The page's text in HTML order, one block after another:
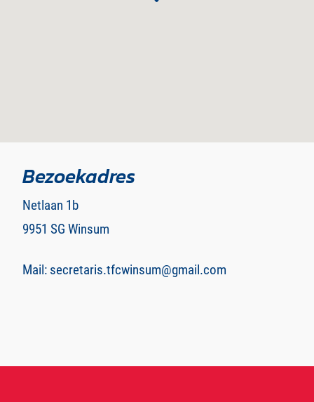
Bezoekadres
Netlaan 1b
9951 SG Winsum
Mail: secretaris.tfcwinsum@gmail.com